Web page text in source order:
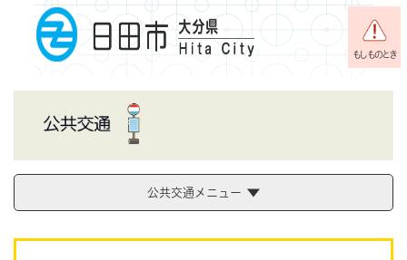
メニューを飛ばして本文へ
もしものとき
公共交通メニュー